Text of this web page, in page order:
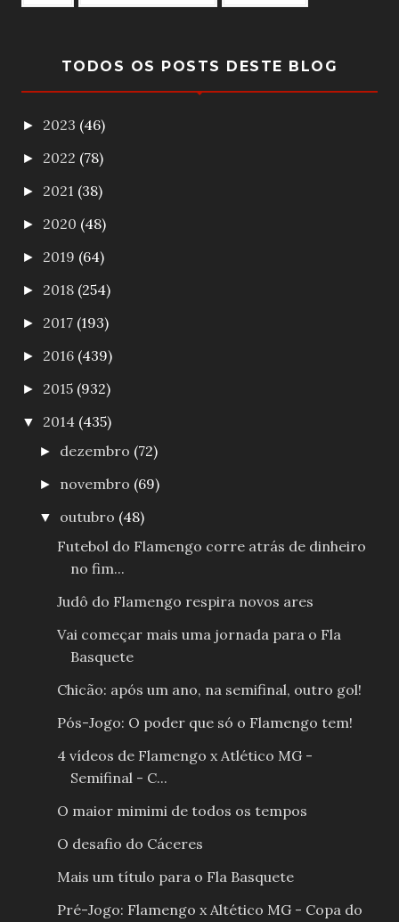
TODOS OS POSTS DESTE BLOG
► 2023 (46)
► 2022 (78)
► 2021 (38)
► 2020 (48)
► 2019 (64)
► 2018 (254)
► 2017 (193)
► 2016 (439)
► 2015 (932)
▼ 2014 (435)
► dezembro (72)
► novembro (69)
▼ outubro (48)
Futebol do Flamengo corre atrás de dinheiro
no fim...
Judô do Flamengo respira novos ares
Vai começar mais uma jornada para o Fla
Basquete
Chicão: após um ano, na semifinal, outro gol!
Pós-Jogo: O poder que só o Flamengo tem!
4 vídeos de Flamengo x Atlético MG -
Semifinal - C...
O maior mimimi de todos os tempos
O desafio do Cáceres
Mais um título para o Fla Basquete
Pré-Jogo: Flamengo x Altético MG - Copa do